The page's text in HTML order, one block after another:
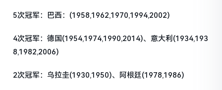
5次冠军：巴西：(1958,1962,1970,1994,2002)
4次冠军：德国(1954,1974,1990,2014)、意大利(1934,193
8,1982,2006)
2次冠军：乌拉圭(1930,1950)、阿根廷(1978,1986)